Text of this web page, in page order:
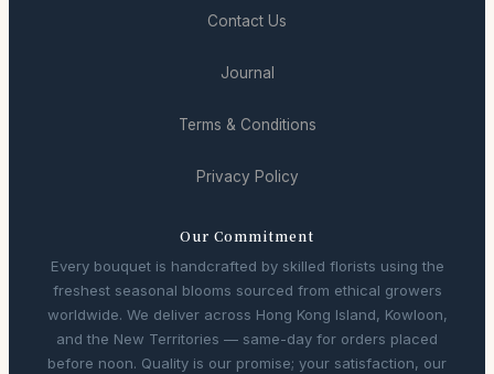
Contact Us
Journal
Terms & Conditions
Privacy Policy
Our Commitment
Every bouquet is handcrafted by skilled florists using the
freshest seasonal blooms sourced from ethical growers
worldwide. We deliver across Hong Kong Island, Kowloon,
and the New Territories — same-day for orders placed
before noon. Quality is our promise; your satisfaction, our